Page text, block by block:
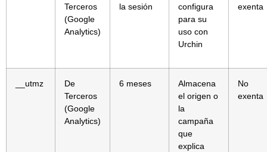
Terceros
(Google
Analytics)
la sesión
configura
para su
uso con
Urchin
exenta
__utmz
De
Terceros
(Google
Analytics)
6 meses
Almacena
el origen o
la
campaña
que
explica
No
exenta